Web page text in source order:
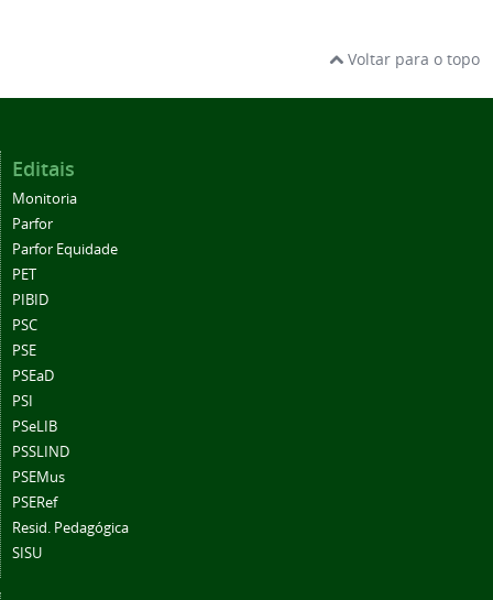
Voltar para o topo
Editais
Monitoria
Parfor
Parfor Equidade
PET
PIBID
PSC
PSE
PSEaD
PSI
PSeLIB
PSSLIND
PSEMus
PSERef
Resid. Pedagógica
SISU